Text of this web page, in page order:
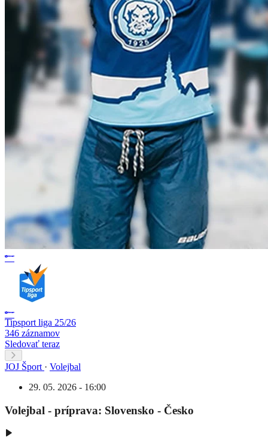
Tipsport liga 25/26
346 záznamov
Sledovať teraz
JOJ Šport · Volejbal
29. 05. 2026 - 16:00
Volejbal - príprava: Slovensko - Česko